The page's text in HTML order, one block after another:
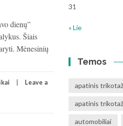
dienų”
Šiais
Mėnesinių
Leave a
31
« Lie
Temos
apatinis
apatinis
automobiliai